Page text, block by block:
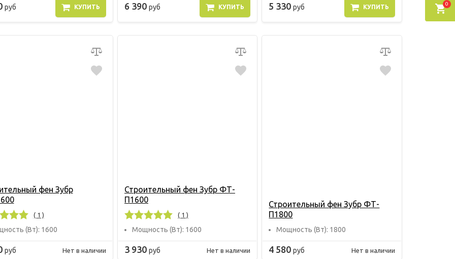
руб КУПИТЬ 6 390 руб КУПИТЬ 5 330руб КУПИТЬ
фен Зубр
( 1 )
(Вт): 1600
руб Нет в наличии
Строительный фен Зубр ФТ-
П1600
( 1 )
Мощность (Вт): 1600
3 930 руб Нет в наличии
Строительный фен Зубр ФТ-
П1800
Мощность (Вт): 1800
4 580руб Нет в наличии
0